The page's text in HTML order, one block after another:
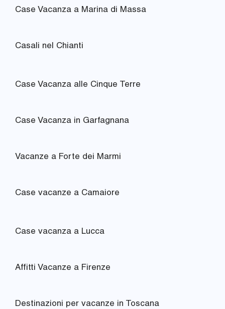
Case Vacanza a Marina di Massa
Casali nel Chianti
Case Vacanza alle Cinque Terre
Case Vacanza in Garfagnana
Vacanze a Forte dei Marmi
Case vacanze a Camaiore
Case vacanza a Lucca
Affitti Vacanze a Firenze
Destinazioni per vacanze in Toscana